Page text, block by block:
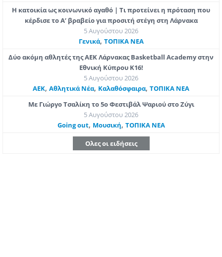
Η κατοικία ως κοινωνικό αγαθό | Τι προτείνει η πρόταση που
κέρδισε το Α’ βραβείο για προσιτή στέγη στη Λάρνακα
5 Αυγούστου 2026
Γενικά, ΤΟΠΙΚΑ ΝΕΑ
Δύο ακόμη αθλητές της ΑΕΚ Λάρνακας Basketball Academy στην
Εθνική Κύπρου Κ16!
5 Αυγούστου 2026
ΑΕΚ, Αθλητικά Νέα, Καλαθόσφαιρα, ΤΟΠΙΚΑ ΝΕΑ
Με Γιώργο Τσαλίκη το 5ο Φεστιβάλ Ψαριού στο Ζύγι
5 Αυγούστου 2026
Going out, Μουσική, ΤΟΠΙΚΑ ΝΕΑ
Ολες οι ειδήσεις